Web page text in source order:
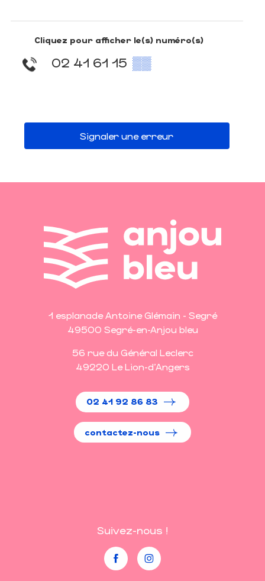
Cliquez pour afficher le(s) numéro(s)
02 41 61 15 ▒▒
Signaler une erreur
1 esplanade Antoine Glémain - Segré
49500 Segré-en-Anjou bleu
56 rue du Général Leclerc
49220 Le Lion-d'Angers
02 41 92 86 83
contactez-nous
Suivez-nous !